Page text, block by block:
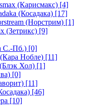
(Карисмакс) [4]
(Косадака) [17]
(Норстрим) [1]
(Зетрикс) [9]
С.-Пб.) [0]
Нобле) [11]
Хол) [1]
[0]
[11]
[46]
[10]